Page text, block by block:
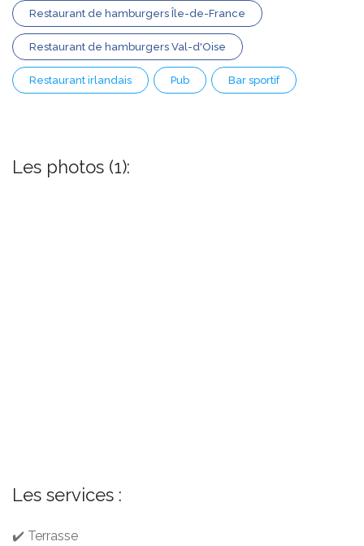
Restaurant de hamburgers Île-de-France
Restaurant de hamburgers Val-d'Oise
Restaurant irlandais Pub Bar sportif
Les photos (1):
Les services :
✔️ Terrasse